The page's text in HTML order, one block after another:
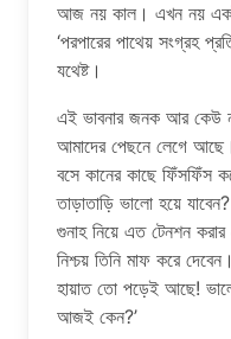
আজ নয় কাল। এখন নয়
‘পরপারের পাথেয় সংগ্রহ
যথেষ্ট।
এই ভাবনার জনক আর কেউ
আমাদের পেছনে লেগে
বসে কানের কাছে ফিঁসফিঁস
তাড়াতাড়ি ভালো হয়ে
গুনাহ নিয়ে এত টেনশন
নিশ্চয় তিনি মাফ করে
হায়াত তো পড়েই আছে!
আজই কেন?’